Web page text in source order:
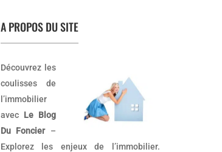
A PROPOS DU SITE
Découvrez les
coulisses de
l’immobilier
avec Le Blog
Du Foncier–
Explorez les enjeux de l’immobilier.